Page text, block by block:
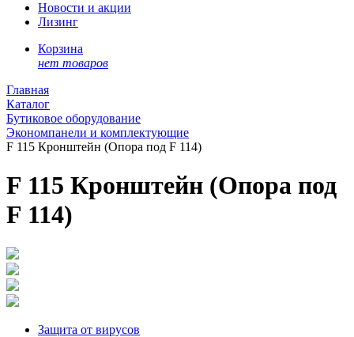
Новости и акции
Лизинг
Корзина
нет товаров
Главная
Каталог
Бутиковое оборудование
Экономпанели и комплектующие
F 115 Кронштейн (Опора под F 114)
F 115 Кронштейн (Опора под
F 114)
Защита от вирусов